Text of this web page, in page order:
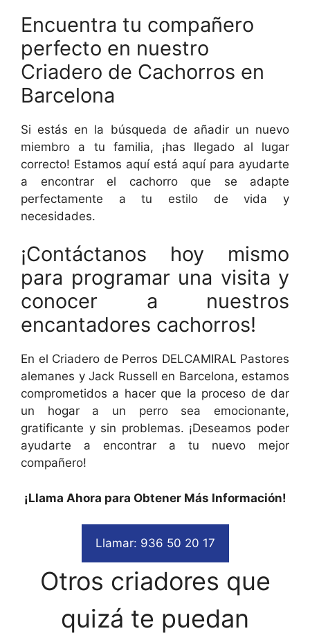
Encuentra tu compañero
perfecto en nuestro
Criadero de Cachorros en
Barcelona
Si estás en la búsqueda de añadir un nuevo
miembro a tu familia, ¡has llegado al lugar
correcto! Estamos aquí está aquí para ayudarte
a encontrar el cachorro que se adapte
perfectamente a tu estilo de vida y
necesidades.
¡Contáctanos hoy mismo
para programar una visita y
conocer a nuestros
encantadores cachorros!
En el Criadero de Perros DELCAMIRAL Pastores
alemanes y Jack Russell en Barcelona, estamos
comprometidos a hacer que la proceso de dar
un hogar a un perro sea emocionante,
gratificante y sin problemas. ¡Deseamos poder
ayudarte a encontrar a tu nuevo mejor
compañero!
¡Llama Ahora para Obtener Más Información!
Llamar: 936 50 20 17
Otros criadores que
quizá te puedan